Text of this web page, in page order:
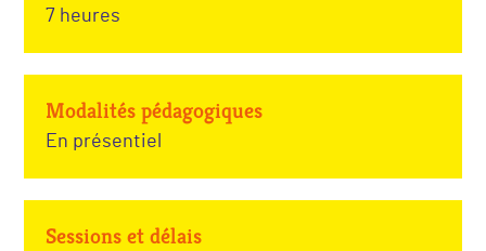
7 heures
Modalités pédagogiques
En présentiel
Sessions et délais